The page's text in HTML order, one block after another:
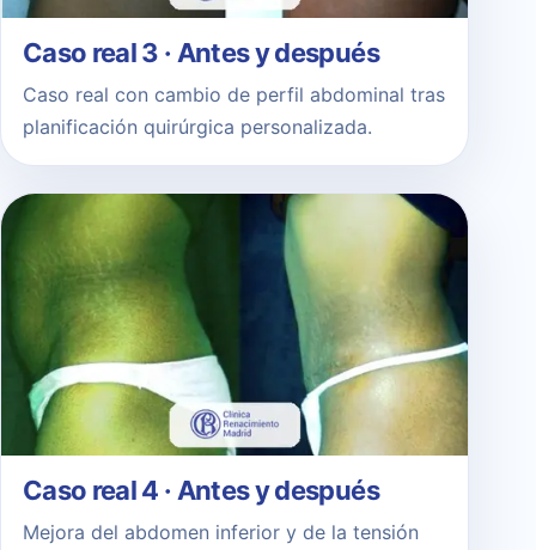
Caso real 3 · Antes y después
Caso real con cambio de perfil abdominal tras
planificación quirúrgica personalizada.
Caso real 4 · Antes y después
Mejora del abdomen inferior y de la tensión